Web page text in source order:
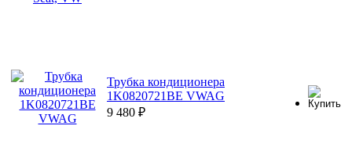
Трубка кондиционера
1K0820721BE VWAG
9 480 ₽